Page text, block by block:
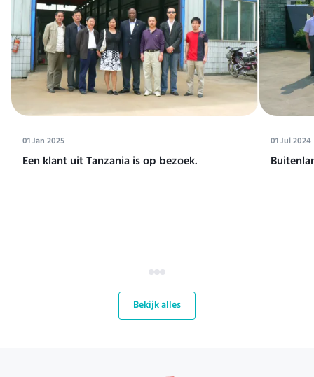
01 Jan 2025
Een klant uit Tanzania is op bezoek.
01 Jul 2024
Bekijk alles